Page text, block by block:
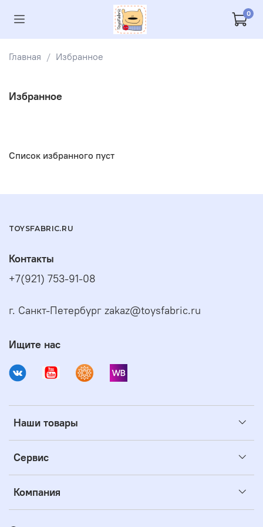
0
Главная Избранное
Избранное
Список избранного пуст
TOYSFABRIC.RU
Наши товары
Сервис
Компания
Контакты
+7(921) 753-91-08
г. Санкт-Петербург zakaz@toysfabric.ru
Ищите нас